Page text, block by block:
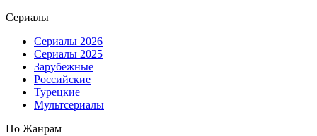
Сериалы
Сериалы 2026
Сериалы 2025
Зарубежные
Российские
Турецкие
Мультсериалы
По Жанрам